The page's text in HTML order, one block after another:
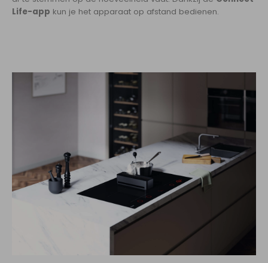
Life-app kun je het apparaat op afstand bedienen.